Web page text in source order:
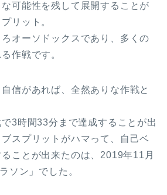
可能性を残して展開することが
リット。
オーソドックスであり、多くの
作戦です。
信があれば、全然ありな作戦と
3時間33分まで達成することが出
スプリットがハマって、自己ベ
ことが出来たのは、2019年11月
ソン」でした。